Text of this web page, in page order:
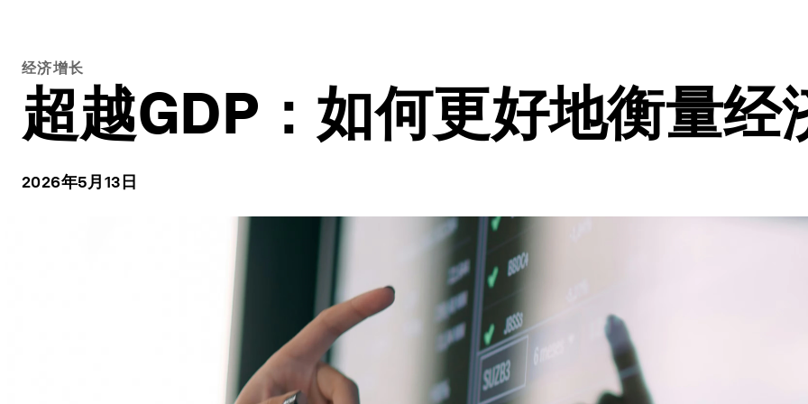
经济增长
超越GDP：如何更好地衡量经
2026年5月13日